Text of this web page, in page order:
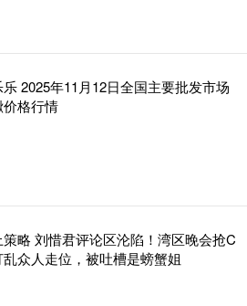
2025年11月12日全国主要批发市场
价格行情
略 刘惜君评论区沦陷！湾区晚会抢C
众人走位，被吐槽是螃蟹姐